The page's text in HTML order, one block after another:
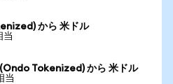
から 米ドル
当
Tokenized) から 米ドル
当